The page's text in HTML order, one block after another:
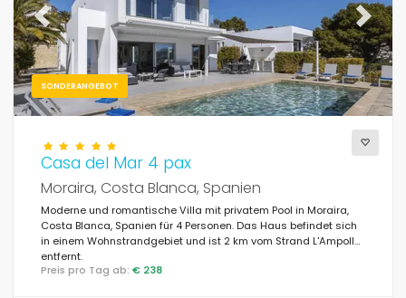
SONDERANGEBOT
Previous Next
Casa del Mar 4 pax
Moraira, Costa Blanca, Spanien
Moderne und romantische Villa mit privatem Pool in Moraira,
Costa Blanca, Spanien für 4 Personen. Das Haus befindet sich
in einem Wohnstrandgebiet und ist 2 km vom Strand L'Ampolla
entfernt.
Preis pro Tag ab: € 238